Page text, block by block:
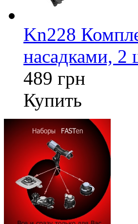
Kn228
насадками, 2
489 грн
Купить